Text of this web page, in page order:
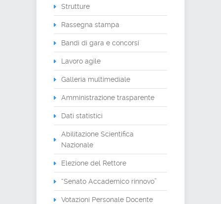
Strutture
Rassegna stampa
Bandi di gara e concorsi
Lavoro agile
Galleria multimediale
Amministrazione trasparente
Dati statistici
Abilitazione Scientifica
Nazionale
Elezione del Rettore
“Senato Accademico rinnovo”
Votazioni Personale Docente